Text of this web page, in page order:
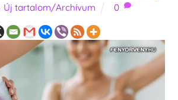
Új tartalom/Archívum 0